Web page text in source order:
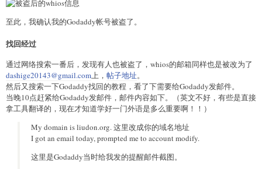
至此，我确认我的Godaddy帐号被盗了。
找回经过
通过网络搜索一番后，发现有人也被盗了，whios的邮箱同样也是被改为了
dashige20143@gmail.com上， 帖子地址。
然后又搜索一下Godaddy找回的教程，看了下需要给Godaddy发邮件。
当晚10点赶紧给Godaddy发邮件，邮件内容如下。（英文不好，有些是直接
拿工具翻译的，现在才知道学好一门外语是多么重要啊！！）
My domain is liudon.org. 这里改成你的域名地址
I got an email today, prompted me to account modify.
这里是Godaddy当时给我发的提醒邮件截图。